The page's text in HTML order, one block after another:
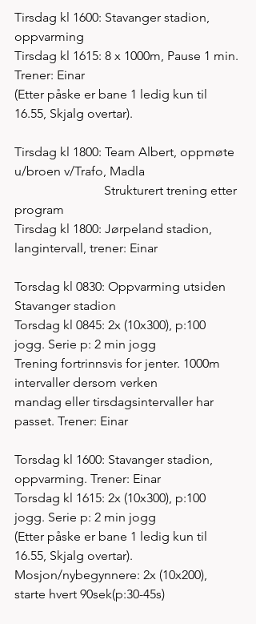
Tirsdag kl 1600: Stavanger stadion,
oppvarming
Tirsdag kl 1615: 8 x 1000m, Pause 1 min.
Trener: Einar
(Etter påske er bane 1 ledig kun til
16.55, Skjalg overtar).
Tirsdag kl 1800: Team Albert, oppmøte
u/broen v/Trafo, Madla
program
Tirsdag kl 1800: Jørpeland stadion,
langintervall, trener: Einar
Torsdag kl 0830: Oppvarming utsiden
Stavanger stadion
Torsdag kl 0845: 2x (10x300), p:100
jogg. Serie p: 2 min jogg
Trening fortrinnsvis for jenter. 1000m
intervaller dersom verken
mandag eller tirsdagsintervaller har
passet. Trener: Einar
Torsdag kl 1600: Stavanger stadion,
oppvarming. Trener: Einar
Torsdag kl 1615: 2x (10x300), p:100
jogg. Serie p: 2 min jogg
(Etter påske er bane 1 ledig kun til
16.55, Skjalg overtar).
Mosjon/nybegynnere: 2x (10x200),
starte hvert 90sek(p:30-45s)